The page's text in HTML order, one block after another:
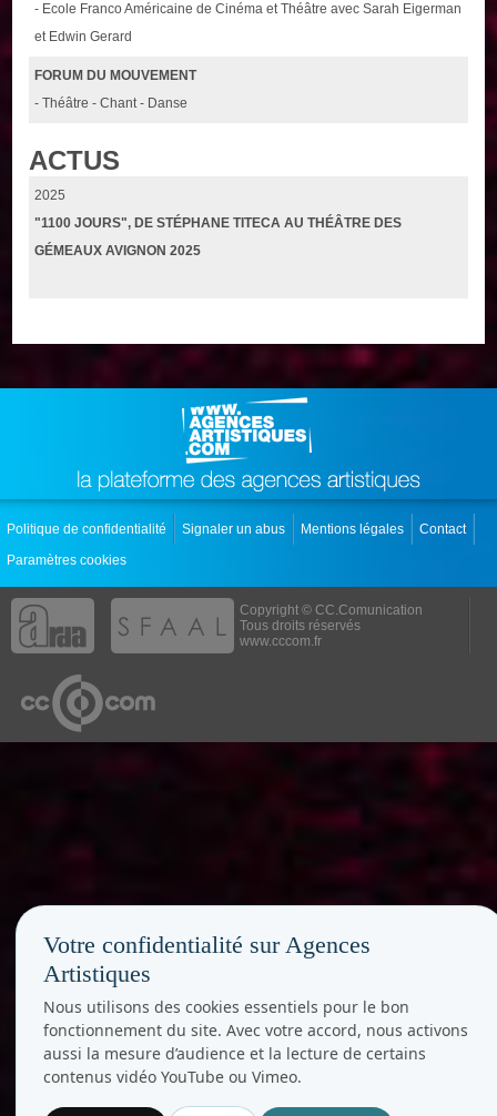
- Ecole Franco Américaine de Cinéma et Théâtre avec Sarah Eigerman
et Edwin Gerard
FORUM DU MOUVEMENT
- Théâtre - Chant - Danse
ACTUS
2025
"1100 JOURS", DE STÉPHANE TITECA AU THÉÂTRE DES
GÉMEAUX AVIGNON 2025
Politique de confidentialité Signaler un abus Mentions légales
Contact
Paramètres cookies
Copyright © CC.Comunication
Tous droits réservés
www.cccom.fr
Votre confidentialité sur Agences
Artistiques
Nous utilisons des cookies essentiels pour le bon
fonctionnement du site. Avec votre accord, nous activons
aussi la mesure d’audience et la lecture de certains
contenus vidéo YouTube ou Vimeo.